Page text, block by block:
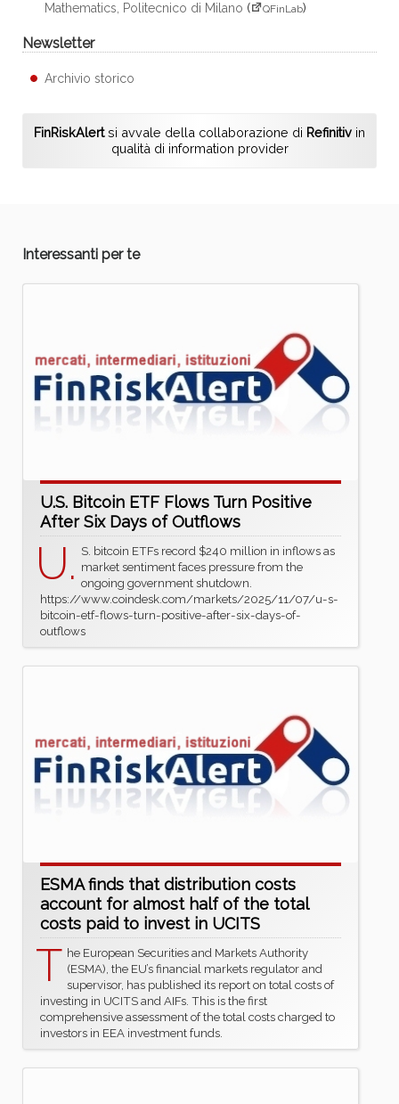
Mathematics, Politecnico di Milano ( QFinLab)
Newsletter
Archivio storico
FinRiskAlertsi avvale della collaborazione di Refinitiv in
qualità di information provider
Interessanti per te
U.S. Bitcoin ETF Flows Turn Positive
After Six Days of Outflows
U. S. bitcoin ETFs record $240 million in inflows as
market sentiment faces pressure from the
ongoing government shutdown.
https://www.coindesk.com/markets/2025/11/07/u-s-
bitcoin-etf-flows-turn-positive-after-six-days-of-
outflows
ESMA finds that distribution costs
account for almost half of the total
costs paid to invest in UCITS
T he European Securities and Markets Authority
(ESMA), the EU’s financial markets regulator and
supervisor, has published its report on total costs of
investing in UCITS and AIFs. This is the first
comprehensive assessment of the total costs charged to
investors in EEA investment funds.